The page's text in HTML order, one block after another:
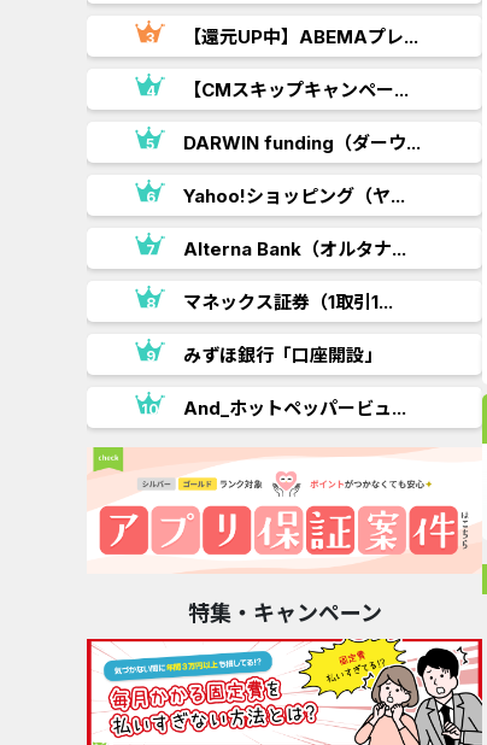
【還元UP中】ABEMAプレ...
【CMスキップキャンペー...
DARWIN funding（ダーウ...
Yahoo!ショッピング（ヤ...
Alterna Bank（オルタナ...
マネックス証券（1取引1...
みずほ銀行「口座開設」
And_ホットペッパービュ...
特集・キャンペーン
【CMスキップキ
Yarn
Loop（Android）
マ...
220,000pt
【